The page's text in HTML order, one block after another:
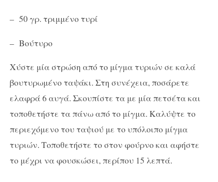
– 50 γρ. τριμμένο τυρί
– Βούτυρο
Χύστε μία στρώση από το μίγμα τυριών σε καλά
βουτυρωμένο ταψάκι. Στη συνέχεια, ποσάρετε
ελαφρά 6 αυγά. Σκουπίστε τα με μία πετσέτα και
τοποθετήστε τα πάνω από το μίγμα. Καλύψτε το
περιεχόμενο του ταψιού με το υπόλοιπο μίγμα
τυριών. Τοποθετήστε το στον φούρνο και αφήστε
το μέχρι να φουσκώσει, περίπου 15 λεπτά.